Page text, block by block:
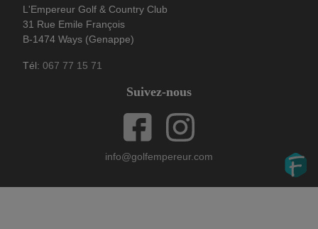
L'Empereur Golf & Country Club
31 Rue Emile François
B-1474 Ways (Genappe)
Tél: 067 77 15 71
Suivez-nous
info@golfempereur.com